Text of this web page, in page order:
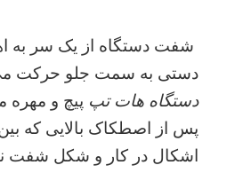
شفت دستگاه از یک سر به
دستی به سمت جلو حرکت می
دستگاه هات تپ پیچ و مهره
پس از اصطکاک بالایی که
اشکال در کار و شکل شفت